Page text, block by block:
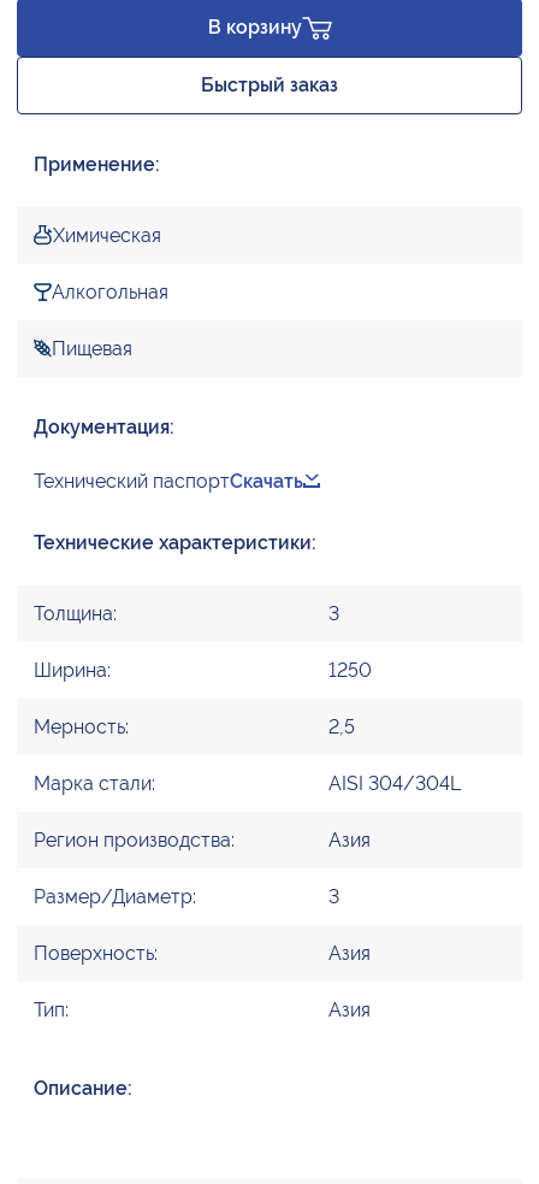
В корзину
Быстрый заказ
Применение:
Химическая
Алкогольная
Пищевая
Документация:
Технический паспортСкачать
Технические характеристики:
Толщина: 3
Ширина: 1250
Мерность: 2,5
Марка стали: AISI 304/304L
Регион производства: Азия
Размер/Диаметр: 3
Поверхность: Азия
Тип: Азия
Описание: